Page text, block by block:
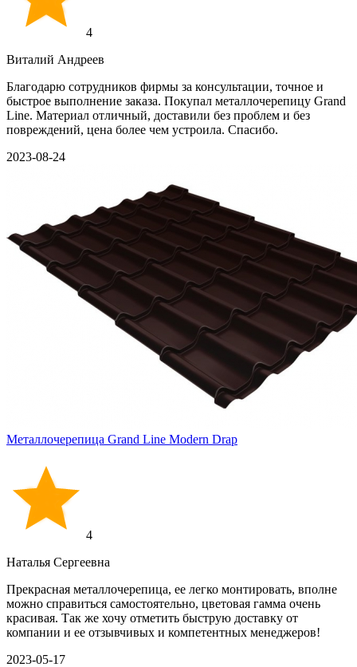
4
Виталий Андреев
Благодарю сотрудников фирмы за консультации, точное и
быстрое выполнение заказа. Покупал металлочерепицу Grand
Line. Материал отличный, доставили без проблем и без
повреждений, цена более чем устроила. Спасибо.
2023-08-24
Металлочерепица Grand Line Modern Drap
4
Наталья Сергеевна
Прекрасная металлочерепица, ее легко монтировать, вполне
можно справиться самостоятельно, цветовая гамма очень
красивая. Так же хочу отметить быструю доставку от
компании и ее отзывчивых и компетентных менеджеров!
2023-05-17